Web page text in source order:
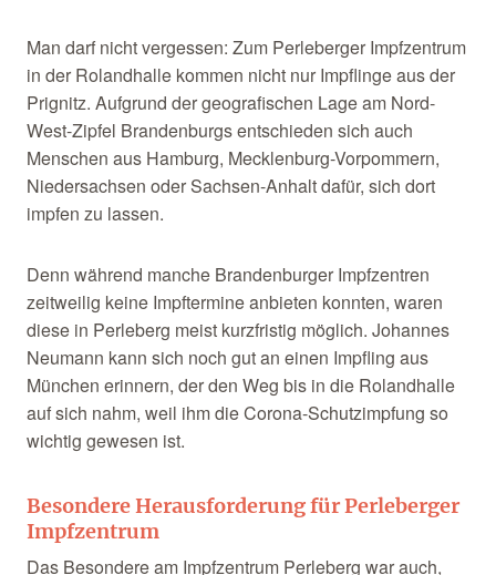
Man darf nicht vergessen: Zum Perleberger Impfzentrum
in der Rolandhalle kommen nicht nur Impflinge aus der
Prignitz. Aufgrund der geografischen Lage am Nord-
West-Zipfel Brandenburgs entschieden sich auch
Menschen aus Hamburg, Mecklenburg-Vorpommern,
Niedersachsen oder Sachsen-Anhalt dafür, sich dort
impfen zu lassen.
Denn während manche Brandenburger Impfzentren
zeitweilig keine Impftermine anbieten konnten, waren
diese in Perleberg meist kurzfristig möglich. Johannes
Neumann kann sich noch gut an einen Impfling aus
München erinnern, der den Weg bis in die Rolandhalle
auf sich nahm, weil ihm die Corona-Schutzimpfung so
wichtig gewesen ist.
Besondere Herausforderung für Perleberger
Impfzentrum
Das Besondere am Impfzentrum Perleberg war auch,